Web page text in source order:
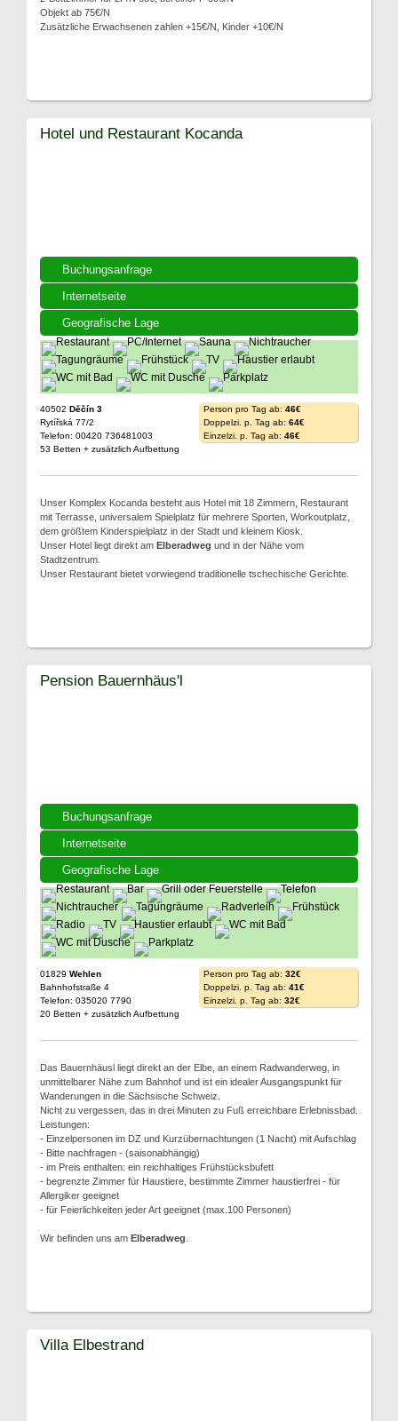
Objekt ab 75€/N
Zusätzliche Erwachsenen zahlen +15€/N, Kinder +10€/N
Buchungsanfrage
Internetseite
Geografische Lage
Hotel und Restaurant Kocanda
40502 Děčín 3
Rytířská 77/2
Telefon: 00420 736481003
53 Betten + zusätzlich Aufbettung
Person pro Tag ab: 46€
Doppelzi. p. Tag ab: 64€
Einzelzi. p. Tag ab: 46€
Unser Komplex Kocanda besteht aus Hotel mit 18 Zimmern, Restaurant
mit Terrasse, universalem Spielplatz für mehrere Sporten, Workoutplatz,
dem größtem Kinderspielplatz in der Stadt und kleinem Kiosk.
Unser Hotel liegt direkt am Elberadweg und in der Nähe vom
Stadtzentrum.
Unser Restaurant bietet vorwiegend traditionelle tschechische Gerichte.
Buchungsanfrage
Internetseite
Geografische Lage
Pension Bauernhäus'l
01829 Wehlen
Bahnhofstraße 4
Telefon: 035020 7790
20 Betten + zusätzlich Aufbettung
Person pro Tag ab: 32€
Doppelzi. p. Tag ab: 41€
Einzelzi. p. Tag ab: 32€
Das Bauernhäusl liegt direkt an der Elbe, an einem Radwanderweg, in
unmittelbarer Nähe zum Bahnhof und ist ein idealer Ausgangspunkt für
Wanderungen in die Sächsische Schweiz.
Nicht zu vergessen, das in drei Minuten zu Fuß erreichbare Erlebnissbad.
Leistungen:
- Einzelpersonen im DZ und Kurzübernachtungen (1 Nacht) mit Aufschlag
- Bitte nachfragen - (saisonabhängig)
- im Preis enthalten: ein reichhaltiges Frühstücksbufett
- begrenzte Zimmer für Haustiere, bestimmte Zimmer haustierfrei - für
Allergiker geeignet
- für Feierlichkeiten jeder Art geeignet (max.100 Personen)
Wir befinden uns am Elberadweg
Villa Elbestrand